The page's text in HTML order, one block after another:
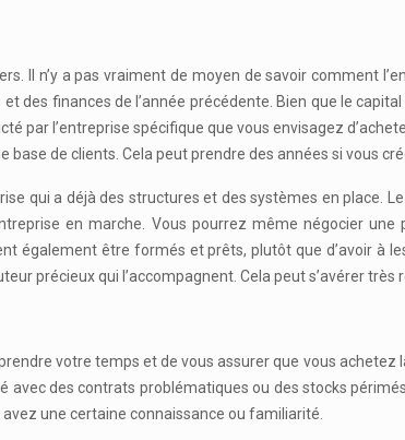
Il n’y a pas vraiment de moyen de savoir comment
des finances de l’année précédente. Bien que le
par l’entreprise spécifique que vous envisagez
de clients. Cela peut prendre des années si vous
qui a déjà des structures et des systèmes en place.
en marche. Vous pourrez même négocier
également être formés et prêts, plutôt que d’avoir à
précieux qui l’accompagnent. Cela peut s’avérer très
votre temps et de vous assurer que vous achetez
des contrats problématiques ou des stocks
une certaine connaissance ou familiarité.